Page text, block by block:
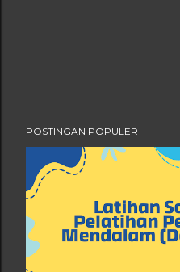
POSTINGAN POPULER